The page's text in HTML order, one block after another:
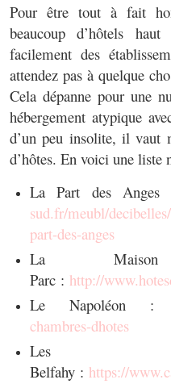
Pour être tout à fait
beaucoup d’hôtels
facilement des
attendez pas à quelque
Cela dépanne pour une
hébergement atypique
d’un peu insolite, il vaut
d’hôtes. En voici une liste
La Part des
sud.fr/meubl/decibelles/
part-des-anges
La
Parc : http://
Le Napoléon :
chambres-dhotes
Les
Belfahy : https://